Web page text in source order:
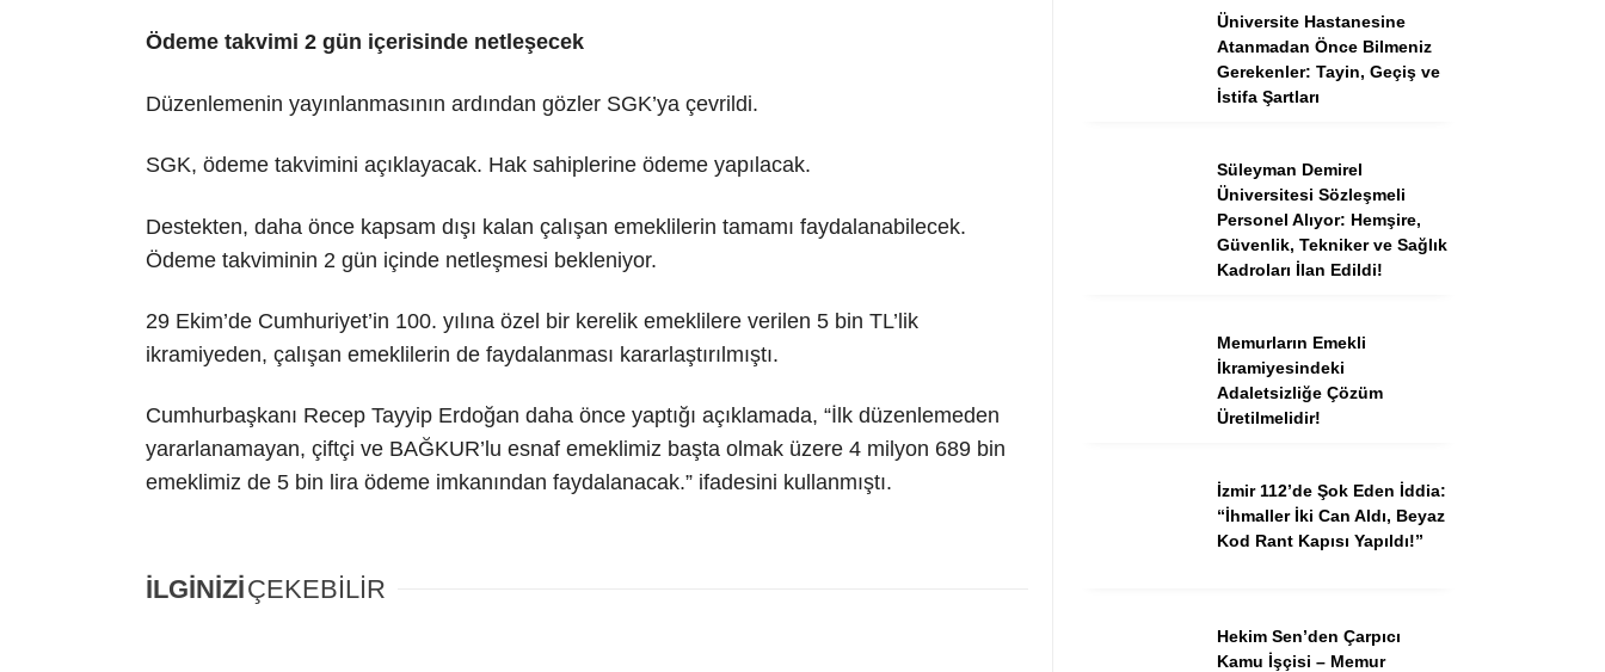
Youtube
Ödeme takvimi 2 gün içerisinde netleşecek
Düzenlemenin yayınlanmasının ardından gözler SGK’ya çevrildi.
SGK, ödeme takvimini açıklayacak. Hak sahiplerine ödeme yapılacak.
Destekten, daha önce kapsam dışı kalan çalışan emeklilerin tamamı faydalanabilecek.
Ödeme takviminin 2 gün içinde netleşmesi bekleniyor.
29 Ekim’de Cumhuriyet’in 100. yılına özel bir kerelik emeklilere verilen 5 bin TL’lik
ikramiyeden, çalışan emeklilerin de faydalanması kararlaştırılmıştı.
Cumhurbaşkanı Recep Tayyip Erdoğan daha önce yaptığı açıklamada, “İlk düzenlemeden
yararlanamayan, çiftçi ve BAĞKUR’lu esnaf emeklimiz başta olmak üzere 4 milyon 689 bin
emeklimiz de 5 bin lira ödeme imkanından faydalanacak.” ifadesini kullanmıştı.
İLGİNİZİÇEKEBİLİR
Üniversite Hastanesine
Atanmadan Önce Bilmeniz
Gerekenler: Tayin, Geçiş ve
İstifa Şartları
Süleyman Demirel
Üniversitesi Sözleşmeli
Personel Alıyor: Hemşire,
Güvenlik, Tekniker ve Sağlık
Kadroları İlan Edildi!
Memurların Emekli
İkramiyesindeki
Adaletsizliğe Çözüm
Üretilmelidir!
İzmir 112’de Şok Eden İddia:
“İhmaller İki Can Aldı, Beyaz
Kod Rant Kapısı Yapıldı!”
Hekim Sen’den Çarpıcı
Kamu İşçisi – Memur